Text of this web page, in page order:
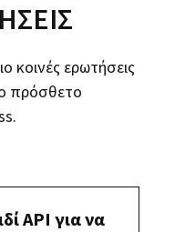
κοινές ερωτήσεις
πρόσθετο
API για να